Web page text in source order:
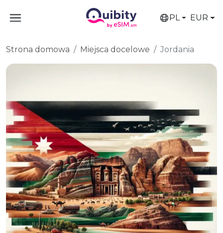
PL EUR
Strona domowa Miejsca docelowe Jordania